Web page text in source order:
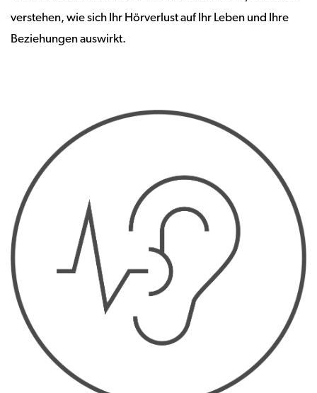
verstehen, wie sich Ihr Hörverlust auf Ihr Leben und Ihre
Beziehungen auswirkt.